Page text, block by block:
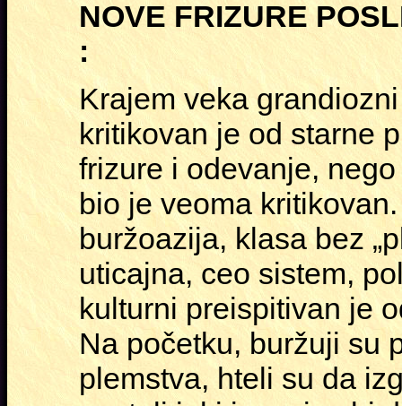
NOVE FRIZURE
:
Krajem veka
kritikovan je od starne
frizure i odevanje,
bio je veoma
buržoazija, klasa bez
uticajna, ceo sistem,
kulturni preispitivan je
Na početku, buržuji su
plemstva, hteli su da